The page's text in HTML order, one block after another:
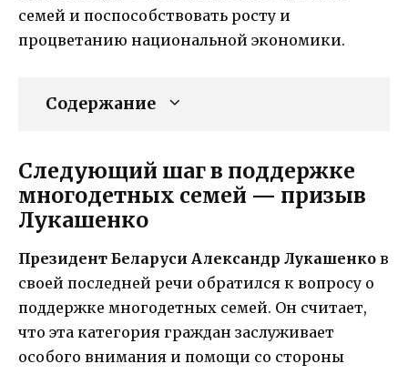
семей и поспособствовать росту и
процветанию национальной экономики.
Содержание
Следующий шаг в поддержке
многодетных семей — призыв
Лукашенко
Президент Беларуси Александр Лукашенко в
своей последней речи обратился к вопросу о
поддержке многодетных семей. Он считает,
что эта категория граждан заслуживает
особого внимания и помощи со стороны